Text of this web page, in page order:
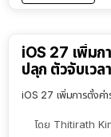
iOS 27 เพิ่มก
ปลุก ตัวจับเวล
iOS 27 เพิ่มการตั้งค่า
โดย Thitirath